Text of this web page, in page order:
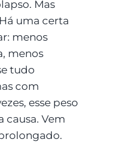
Mas
uma certa
menos
menos
tudo
com
esse peso
causa. Vem